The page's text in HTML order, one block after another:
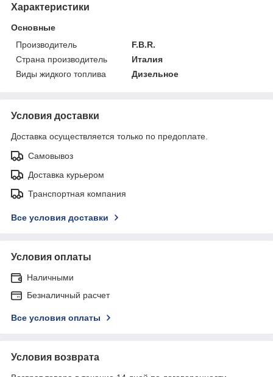
Характеристики
Основные
Производитель
F.B.R.
Страна производитель
Италия
Виды жидкого топлива
Дизельное
Условия доставки
Доставка осуществляется только по предоплате.
Самовывоз
Доставка курьером
Транспортная компания
Все условия доставки
Условия оплаты
Наличными
Безналичный расчет
Все условия оплаты
Условия возврата